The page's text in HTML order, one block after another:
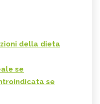
della dieta
se
se